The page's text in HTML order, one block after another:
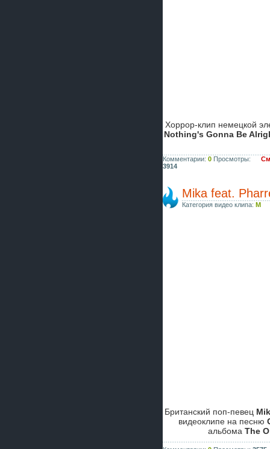
Хоррор-клип немецкой
Nothing's Gonna Be
Комментарии: 0 Просмотры:
3914
Mika feat.
Категория видео клипа: M
Британский поп-певец
видеоклипе на песню
альбома The